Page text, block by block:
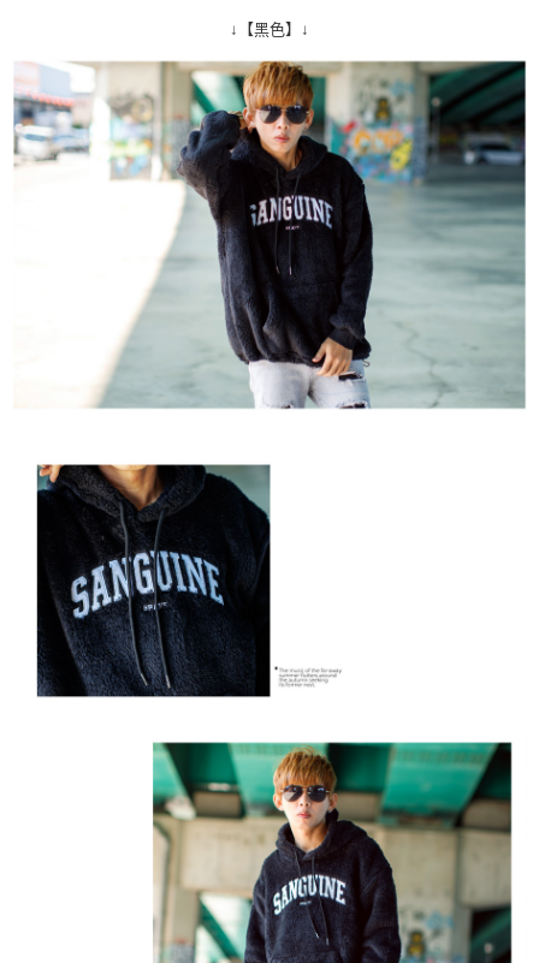
１．於結帳方式選擇「AFTEE先享後付」後，將跳轉至「AFTEE先享後付」
結帳頁面，進行簡訊認證並確認金額後，即可完成結帳。
２．訂單成立數日內，您將收到繳費通知簡訊。
３．收到繳費通知簡訊後14天內，點擊此簡訊中的連結，可透過四大超商／
ATM／網路銀行／等多元方式進行付款，方視為交易完成。
※ 請注意：結帳手續完成當下不需立刻繳費，但若您需要取消訂單，請聯絡
購買商品的店家。未經商家同意取消之訂單仍視為有效，需透過AFTEE先享
※ 交易是否成功請以「AFTEE先享後付 」之結帳頁面顯示為準，若有關於
是否繳費成功／繳費後需取消欲退款等相關疑問，請聯繫「AFTEE先享後付
https://netprotections.freshdesk.com/support/home
１．透過由恩沛科技股份有限公司提供之「AFTEE先享後付」服務完成之交
易，需依本服務之必要範圍內提供個人資料，並將交易相關給付款項請求債
權轉讓予恩沛科技股份有限公司。
２．關於個人資料處理事宜，請瀏覽以下網址：
「AFTEE先享後付」，若未經同意申辦者引起之損失，本公司不負相關責
任。
４．使用「AFTEE先享後付」時，將依據個別帳號之用戶狀況，依本公司即
時審查核予不同之上限額度；若仍有額度不足之情形，本公司將視審查結果
請求用戶進行身份認證。
５．嚴禁一人註冊多個帳號或使用他人資訊註冊。若發現惡意使用之情形，
恩沛科技股份有限公司將有權停止該用戶之使用額度並採取法律行動。
每筆NT$80，滿NT$1,800(含以上)免運費
先付款後全家取貨
每筆NT$80，滿NT$1,800(含以上)免運費
7-11付款取貨
每筆NT$80，滿NT$1,800(含以上)免運費
每筆NT$80，滿NT$1,800(含以上)免運費
每筆NT$120，滿NT$3,000(含以上)免運費
↓【黑色】↓